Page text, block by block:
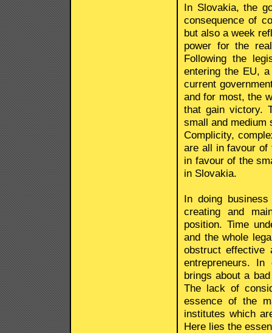
In Slovakia, the
consequence of
but also a week
power for the
Following the
entering the EU,
current
and for most, the
that gain victory.
small and medium
Complicity,
are all in favour of
in favour of the
in Slovakia.
In doing
creating and
position. Time
and the whole
obstruct effective
entrepreneurs.
brings about a
The lack of
essence of the
institutes which
Here lies the